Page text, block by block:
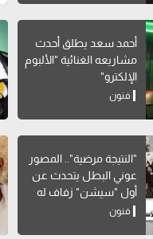
أحمد سعد يطلق أحدث
مشاريعه الغنائية "الألبوم
الإلكترو"
فنون
"النتيجة مرضية".. المصور
عوني البطل يتحدث عن
أول "سيشن" زفاف له
بالأبيض والأسود
فنون